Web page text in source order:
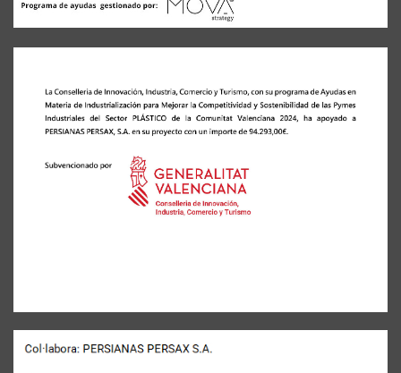
Accès professionnel
Téléchargements
Contactez-nous